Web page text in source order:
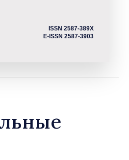
ISSN 2587-389X
E-ISSN 2587-3903